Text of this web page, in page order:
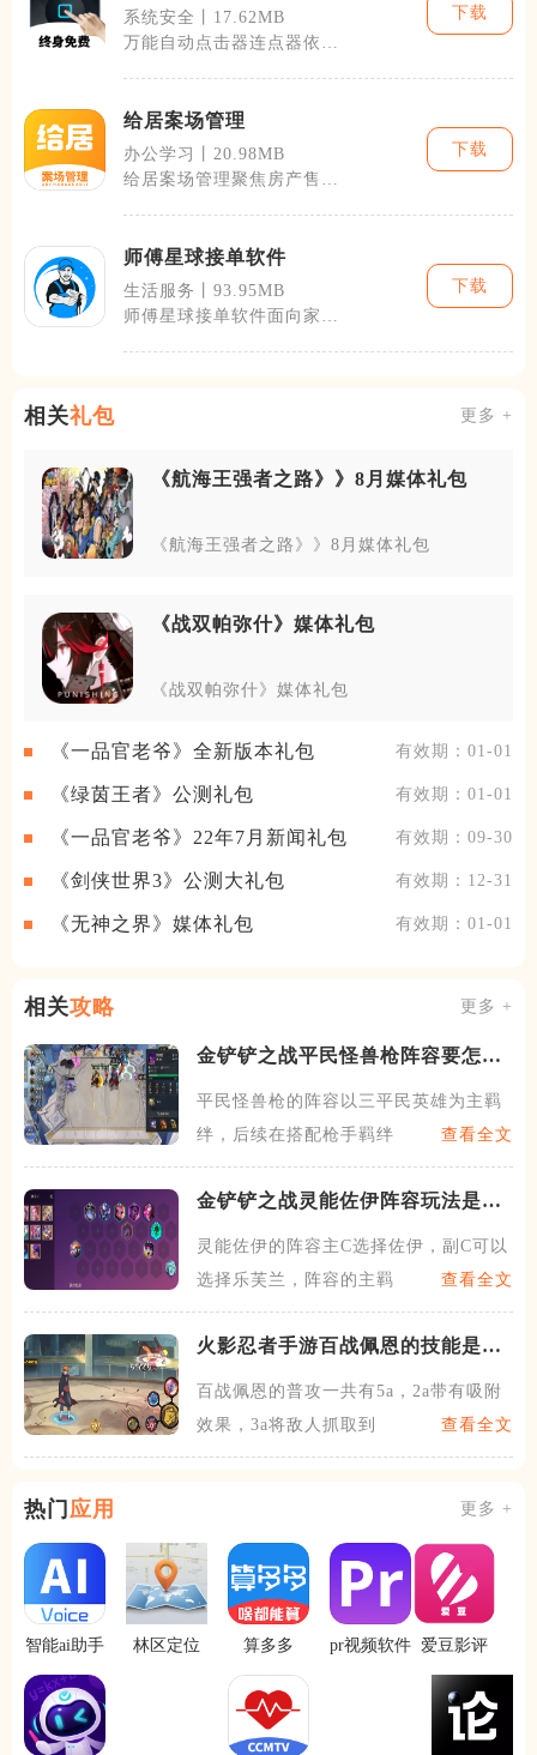
系统安全丨17.62MB
万能自动点击器连点器依托
下载
给居案场管理
办公学习丨20.98MB
给居案场管理聚焦房产售楼
下载
师傅星球接单软件
生活服务丨93.95MB
师傅星球接单软件面向家具
下载
相关礼包 更多 +
《航海王强者之路》》8月媒体礼包
《航海王强者之路》》8月媒体礼包
《战双帕弥什》媒体礼包
《战双帕弥什》媒体礼包
《一品官老爷》全新版本礼包 有效期：01-01
《绿茵王者》公测礼包 有效期：01-01
《一品官老爷》22年7月新闻礼包 有效期：09-30
《剑侠世界3》公测大礼包 有效期：12-31
《无神之界》媒体礼包 有效期：01-01
相关攻略 更多 +
金铲铲之战平民怪兽枪阵容要怎么
平民怪兽枪的阵容以三平民英雄为主羁
绊，后续在搭配枪手羁绊组成
查看全文
金铲铲之战灵能佐伊阵容玩法是什
灵能佐伊的阵容主C选择佐伊，副C可以
选择乐芙兰，阵容的主羁绊
查看全文
火影忍者手游百战佩恩的技能是什
百战佩恩的普攻一共有5a，2a带有吸附
效果，3a将敌人抓取到
查看全文
热门 应用 更多 +
智能ai助手 林区定位 算多多 pr视频软件 爱豆影评